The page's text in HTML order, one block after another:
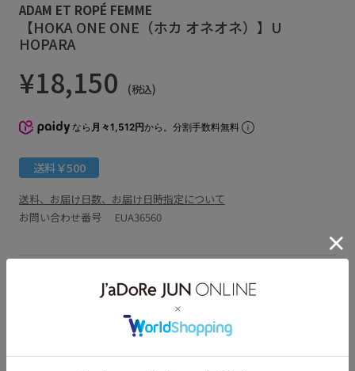
ADAM ET ROPÉ FEMME
【HOKA ONE ONE（ホカ オネオネ）】U
HOPARA
¥18,150 (税込)
なら 月々1,512円から。分割手数料無料
送料￥500
送料、お届け日数、お届け日時指定について
お問い合わせ番号 EUA36560
サイズ・素材・お手入れ方法